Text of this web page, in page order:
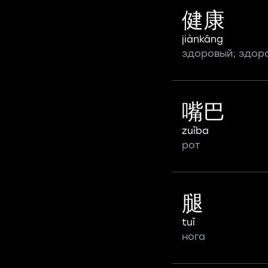
健康
jiànkāng
здоровый;
嘴巴
zuǐba
рот
腿
tuǐ
нога